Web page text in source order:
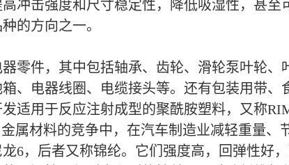
冲击强度和尺寸稳定性，降低吸湿性，甚
的方向之一。
零件，其中包括轴承、齿轮、滑轮泵叶轮
、电器线圈、电缆接头等。还有包装用带
适用于反应注射成型的聚酰胺塑料，又称
属材料的竞争中，在汽车制造业减轻重量
6，后者又称锦纶。它们强度高，回弹性好